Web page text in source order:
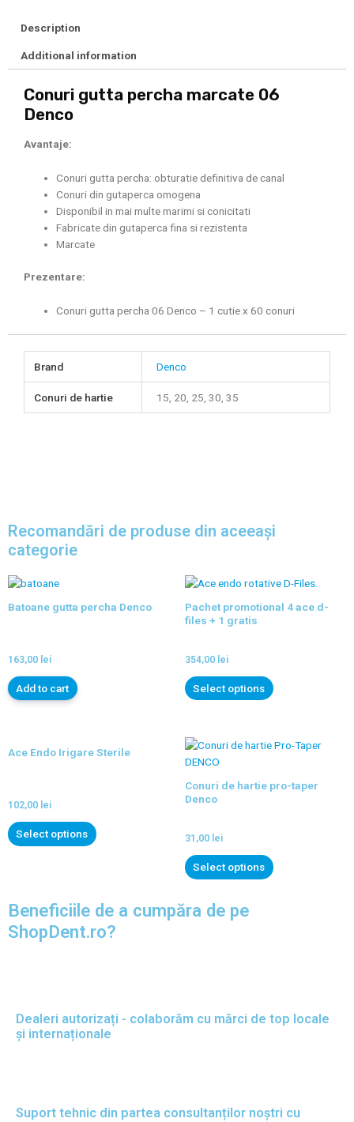
Description
Additional information
Conuri gutta percha marcate 06
Denco
Avantaje:
Conuri gutta percha: obturatie definitiva de canal
Conuri din gutaperca omogena
Disponibil in mai multe marimi si conicitati
Fabricate din gutaperca fina si rezistenta
Marcate
Prezentare:
Conuri gutta percha 06 Denco – 1 cutie x 60 conuri
Brand Denco
Conuri de hartie 15, 20, 25, 30, 35
Recomandări de produse din aceeași
categorie
Batoane gutta percha Denco
163,00 lei
Add to cart
Pachet promotional 4 ace d-
files + 1 gratis
354,00 lei
Select options
Ace Endo Irigare Sterile
102,00 lei
Select options
Conuri de hartie pro-taper
Denco
31,00 lei
Select options
Beneficiile de a cumpăra de pe
ShopDent.ro?
Dealeri autorizați - colaborăm cu mărci de top locale
și internaționale
Suport tehnic din partea consultanților noștri cu